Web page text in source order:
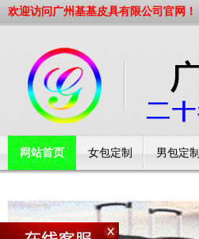
欢迎访问广州基基皮具有限公司官网！
网站首页 女包定制 男包定制